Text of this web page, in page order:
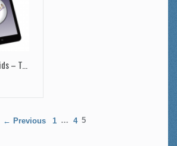
Sistema Damon 4 Kids – Tratamento ortodôntico na dentição mista
← Previous 1 … 4 5